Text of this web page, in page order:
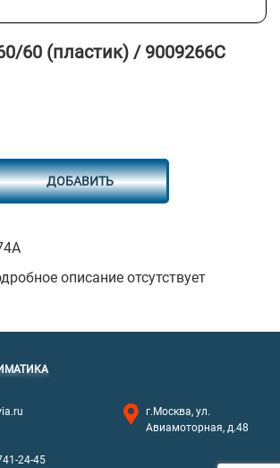
60 (пластик) / 9009266C
ДОБАВИТЬ
описание отсутствует
г.Москва, ул.
Авиамоторная, д.48
24-45